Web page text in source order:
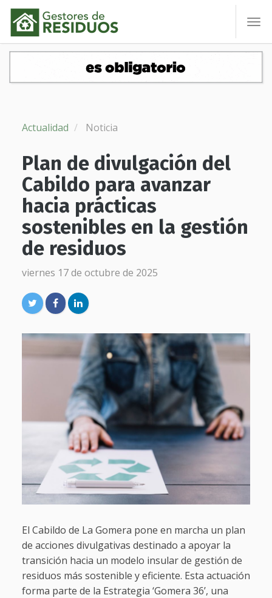
Actualidad Noticia
Plan de divulgación del
Cabildo para avanzar
hacia prácticas
sostenibles en la gestión
de residuos
viernes 17 de octubre de 2025
El Cabildo de La Gomera pone en marcha un plan
de acciones divulgativas destinado a apoyar la
transición hacia un modelo insular de gestión de
residuos más sostenible y eficiente. Esta actuación
forma parte de la Estrategia ‘Gomera 36’, una